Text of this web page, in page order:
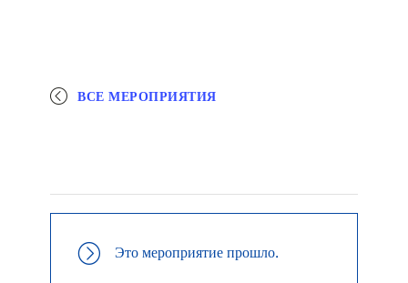
ВСЕ МЕРОПРИЯТИЯ
Это мероприятие прошло.